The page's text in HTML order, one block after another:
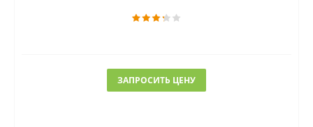
ЗАПРОСИТЬ ЦЕНУ